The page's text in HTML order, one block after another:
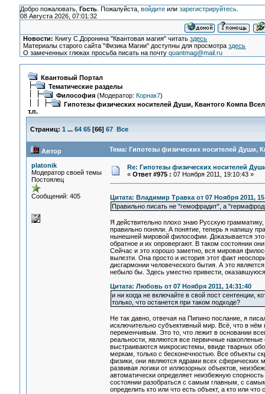
Добро пожаловать, Гость. Пожалуйста, войдитеили зарегистрируйтесь.
08 Августа 2026, 07:01:32
Новости: Книгу С.Доронина "Квантовая магия" читатьздесь
Материалы старого сайта "Физика Магии" доступны для просмотраздесь
О замеченных глюках просьба писать на почтуquantmag@mail.ru
Квантовый Портал
Тематические разделы
Философия(Модератор: Корнак7)
Гипотезы физических носителей Души, Квантого Компа
т.п.
Страниц: 1 ... 64 65[66] 67 Все
Автор Тема: Гипотезы физических носителей Души,
platonik
Модератор своей темы
Постоялец
Сообщений: 405
Re: Гипотезы физических носителей
« Ответ #975 : 07 Ноября 2011, 19:10:43 »
Цитата: Владимир Травка от 07 Ноября 2011,
Правильно писать не "гемофрадит", а
Я действительно плохо знаю Русскую
правильно поняли. А понятие, теперь я напишу
нынешней мировой философии. Доказывается это
обратное и их опровергают. В таком состоянии
Сейчас и это хорошо заметно, вся мировая
вылезти. Она просто и история этот факт
дисгармонии человеческого бытия. А это
небыло бы. Здесь уместно привести,
Цитата: Любовь от 07 Ноября 2011, 14:31:40
и ни когда не включайте в свой пост сентенции,
только, что останется при таком подходе?
Не так давно, отвечая на Пипино послание, я
исключительно субъективный мир. Всё, что в
переменчивым. Это то, что лежит в основании
реальности, являются все первичные накопленые
выстраиваются микросистемы, ввиде тварных
меркам, только с бесконечностью. Все объекты
физики, они являются ядрами всех сферических
развивая логики от иллюзорных объектов,
автоматически определяет неизбежную
состоянии разобраться с самым главным, с
определить кто или что есть объект, а кто или